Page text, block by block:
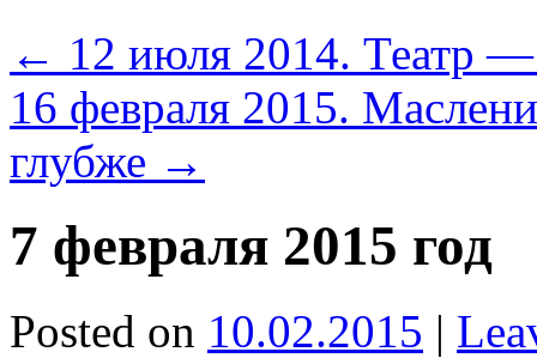
← 12 июля 2014. Театр —
16 февраля 2015.
глубже →
7 февраля 2015 год
Posted on 10.02.2015 |